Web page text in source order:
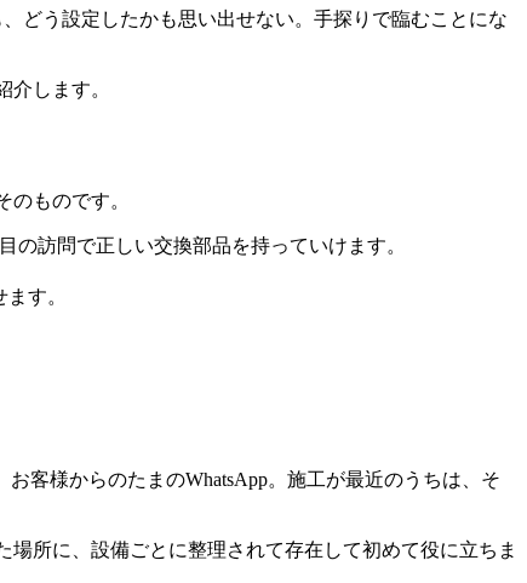
どう設定したかも思い出せない。手探りで臨むことにな
します。
ものです。
訪問で正しい交換部品を持っていけます。
す。
客様からのたまのWhatsApp。施工が最近のうちは、そ
所に、設備ごとに整理されて存在して初めて役に立ちま